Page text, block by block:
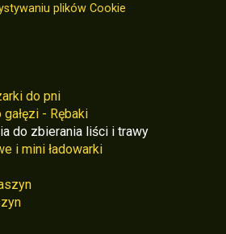
plików Cookie
do pni
- Rębaki
do zbierania liści i trawy
i mini ładowarki